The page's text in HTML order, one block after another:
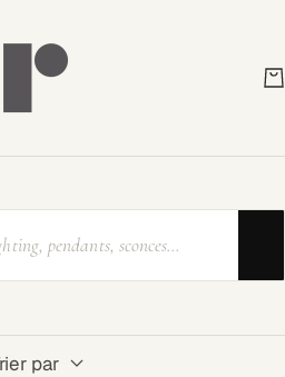
par